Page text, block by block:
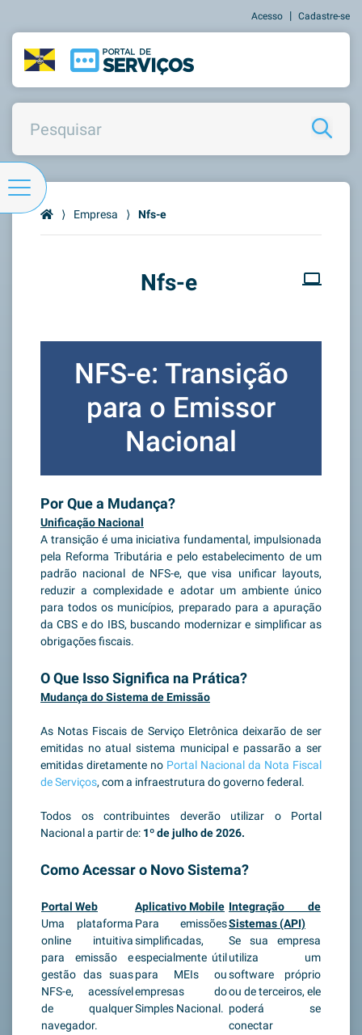
Acesso | Cadastre-se
⟩ Empresa ⟩ Nfs-e
Nfs-e computer
NFS-e: Transição
para o Emissor
Nacional
Por Que a Mudança?
Unificação Nacional
A transição é uma iniciativa fundamental, impulsionada
pela Reforma Tributária e pelo estabelecimento de um
padrão nacional de NFS-e, que visa unificar layouts,
reduzir a complexidade e adotar um ambiente único
para todos os municípios, preparado para a apuração
da CBS e do IBS, buscando modernizar e simplificar as
obrigações fiscais.
O Que Isso Significa na Prática?
Mudança do Sistema de Emissão
As Notas Fiscais de Serviço Eletrônica deixarão de ser
emitidas no atual sistema municipal e passarão a ser
emitidas diretamente no Portal Nacional da Nota Fiscal
de Serviços, com a infraestrutura do governo federal.
Todos os contribuintes deverão utilizar o Portal
Nacional a partir de: 1º de julho de 2026.
Como Acessar o Novo Sistema?
Portal Web
Uma plataforma
online intuitiva
para emissão e
gestão das suas
NFS-e, acessível
de qualquer
navegador.
Aplicativo Mobile
Para emissões
simplificadas,
especialmente útil
para MEIs ou
empresas do
Simples Nacional.
Integração de
Sistemas (API)
Se sua empresa
utiliza um
software próprio
ou de terceiros, ele
poderá se
conectar